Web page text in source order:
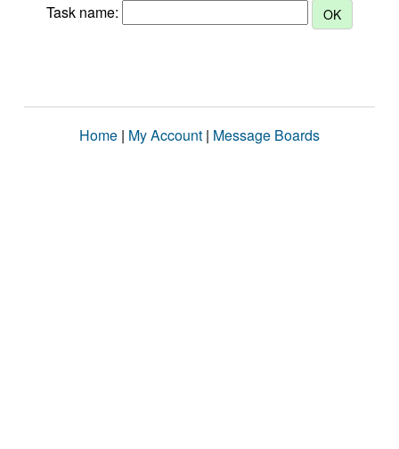
Task name:
Home | My Account | Message Boards